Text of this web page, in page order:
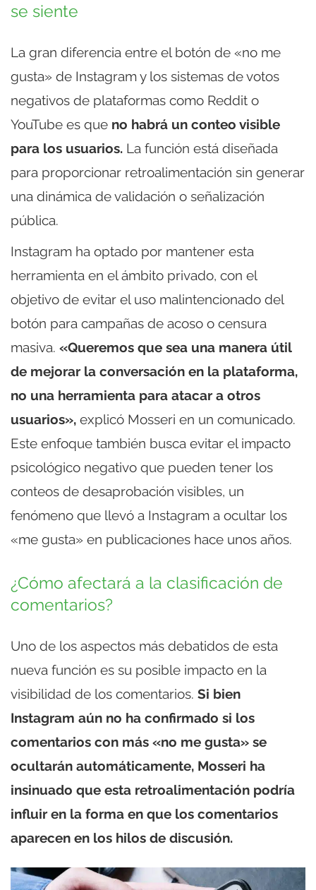
se siente
La gran diferencia entre el botón de «no me
gusta» de Instagram y los sistemas de votos
negativos de plataformas como Reddit o
YouTube es que no habrá un conteo visible
para los usuarios. La función está diseñada
para proporcionar retroalimentación sin generar
una dinámica de validación o señalización
pública.
Instagram ha optado por mantener esta
herramienta en el ámbito privado, con el
objetivo de evitar el uso malintencionado del
botón para campañas de acoso o censura
masiva. «Queremos que sea una manera útil
de mejorar la conversación en la plataforma,
no una herramienta para atacar a otros
usuarios», explicó Mosseri en un comunicado.
Este enfoque también busca evitar el impacto
psicológico negativo que pueden tener los
conteos de desaprobación visibles, un
fenómeno que llevó a Instagram a ocultar los
«me gusta» en publicaciones hace unos años.
¿Cómo afectará a la clasificación de
comentarios?
Uno de los aspectos más debatidos de esta
nueva función es su posible impacto en la
visibilidad de los comentarios. Si bien
Instagram aún no ha confirmado si los
comentarios con más «no me gusta» se
ocultarán automáticamente, Mosseri ha
insinuado que esta retroalimentación podría
influir en la forma en que los comentarios
aparecen en los hilos de discusión.